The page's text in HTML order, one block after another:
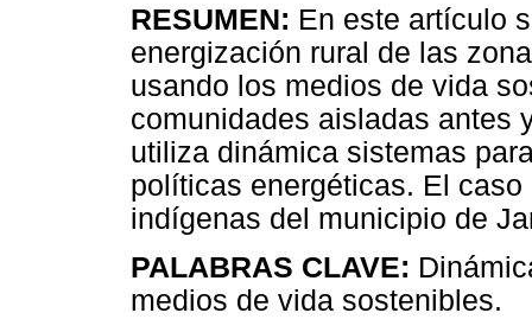
RESUMEN: En este artículo
energización rural de las
usando los medios de vida
comunidades aisladas antes
utiliza dinámica sistemas
políticas energéticas. El
indígenas del municipio de
PALABRAS CLAVE:
medios de vida sostenibles.